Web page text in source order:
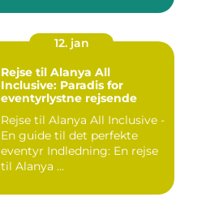
12. jan
Rejse til Alanya All
Inclusive: Paradis for
eventyrlystne rejsende
Rejse til Alanya All Inclusive -
En guide til det perfekte
eventyr Indledning: En rejse
til Alanya ...